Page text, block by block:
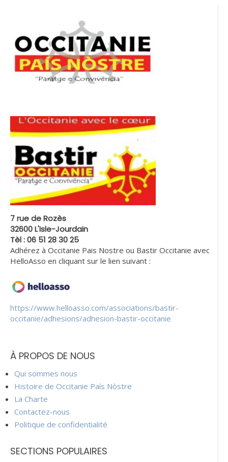
7 rue de Rozès
32600 L'Isle-Jourdain
Tèl : 06 51 28 30 25
Adhérez à Occitanie Pais Nostre ou Bastir Occitanie avec
HelloAsso en cliquant sur le lien suivant :
https://www.helloasso.com/associations/bastir-
occitanie/adhesions/adhesion-bastir-occitanie
À PROPOS DE NOUS
Qui sommes nous
Histoire de Occitanie País Nòstre
La Charte
Contactez-nous
Politique de confidentialité
SECTIONS POPULAIRES